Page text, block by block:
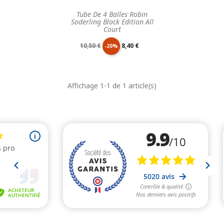
Tube De 4 Balles Robin
Soderling Black Edition All
Court
Prix
base
10,50 € -20% Prix
8,40 €
Affichage 1-1 de 1 article(s)